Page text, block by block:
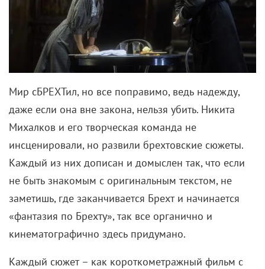
Мир сБРЕХТил, но все поправимо, ведь надежду,
даже если она вне закона, нельзя убить. Никита
Михалков и его творческая команда не
инсценировали, но развили брехтовские сюжеты.
Каждый из них дописан и домыслен так, что если
не быть знакомым с оригинальным текстом, не
заметишь, где заканчивается Брехт и начинается
«фантазия по Брехту», так все органично и
кинематографично здесь придумано.
Каждый сюжет – как короткометражный фильм с